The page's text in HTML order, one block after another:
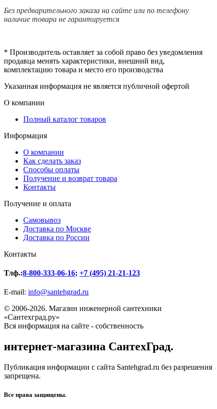
Без предварительного заказа на сайте или по телефону
наличие товара не гарантируется
* Производитель оставляет за собой право без уведомления
продавца менять характеристики, внешний вид,
комплектацию товара и место его производства
Указанная информация не является публичной офертой
О компании
Полный каталог товаров
Информация
О компании
Как сделать заказ
Способы оплаты
Получение и возврат товара
Контакты
Получение и оплата
Самовывоз
Доставка по Москве
Доставка по России
Контакты
Тлф.:8-800-333-06-16; +7 (495) 21-21-123
E-mail: info@santehgrad.ru
© 2006-2026. Магазин инженерной сантехники
«Сантехград.ру»
Вся информация на сайте - собственность
интернет-магазина СантехГрад.
Публикация информации с сайта Santehgrad.ru без разрешения
запрещена.
Все права защищены.